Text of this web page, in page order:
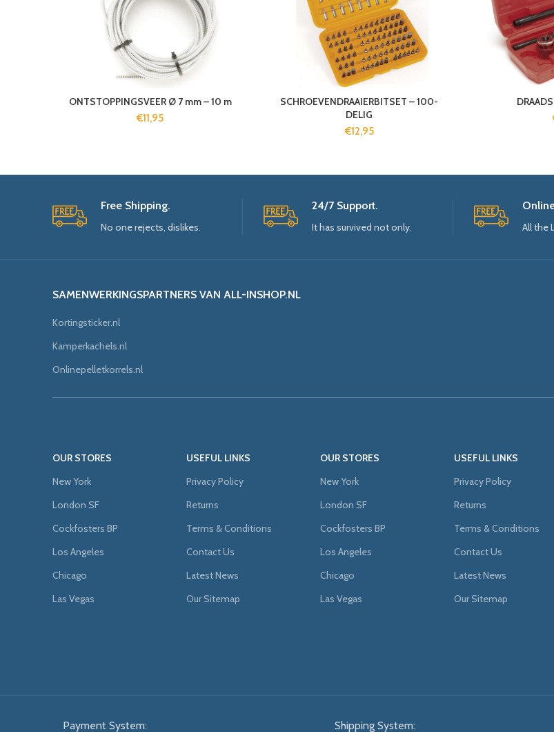
ONTSTOPPINGSVEER Ø 7 mm – 10 m
€11,95
SCHROEVENDRAAIERBITSET – 100-
DELIG
€12,95
Free Shipping.
No one rejects, dislikes.
24/7 Support.
It has survived not only. All the
SAMENWERKINGSPARTNERS VAN ALL-INSHOP.NL
Kortingsticker.nl
Kamperkachels.nl
Onlinepelletkorrels.nl
OUR STORES
New York
London SF
Cockfosters BP
Los Angeles
Chicago
Las Vegas
USEFUL LINKS
Privacy Policy
Returns
Terms & Conditions
Contact Us
Latest News
Our Sitemap
OUR STORES
New York
London SF
Cockfosters BP
Los Angeles
Chicago
Las Vegas
USEFUL LINKS
Privacy Policy
Returns
Terms & Conditions
Contact Us
Latest News
Our Sitemap
Payment System: Shipping System: